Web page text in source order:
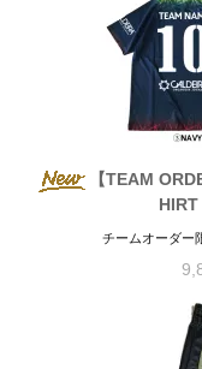
【TEAM
チームオーダー